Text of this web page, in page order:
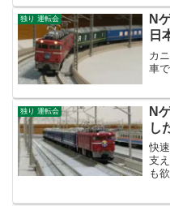
独り 運転会
N
日
カ
車
独り 運転会
N
し
快
支
も